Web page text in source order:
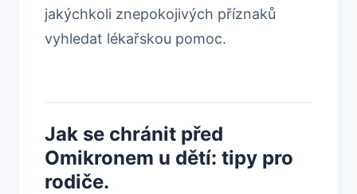
jakýchkoli znepokojivých příznaků
vyhledat lékařskou pomoc.
Jak se chránit před
Omikronem u dětí: tipy pro
rodiče.